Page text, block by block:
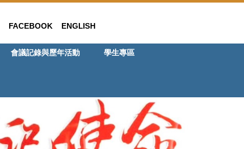
FACEBOOK ENGLISH
會議記錄與歷年活動 學生專區